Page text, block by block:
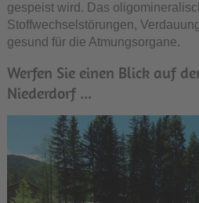
gespeist wird. Das
Stoffwechselstörungen,
gesund für die Atmungsorgane.
Werfen Sie einen Blick auf
Niederdorf ...